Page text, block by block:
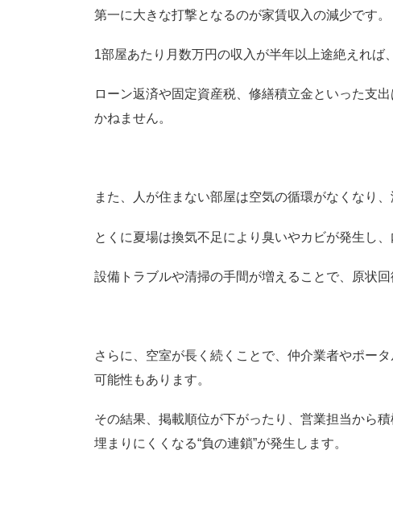
第一に大きな打撃となるのが家賃収入の減少です。
1部屋あたり月数万円の収入が半年以上途絶えれば
ローン返済や固定資産税、修繕積立金といった支
かねません。
また、人が住まない部屋は空気の循環がなくなり
とくに夏場は換気不足により臭いやカビが発生し
設備トラブルや清掃の手間が増えることで、原状
さらに、空室が長く続くことで、仲介業者やポー
可能性もあります。
その結果、掲載順位が下がったり、営業担当から
埋まりにくくなる“負の連鎖”が発生します。